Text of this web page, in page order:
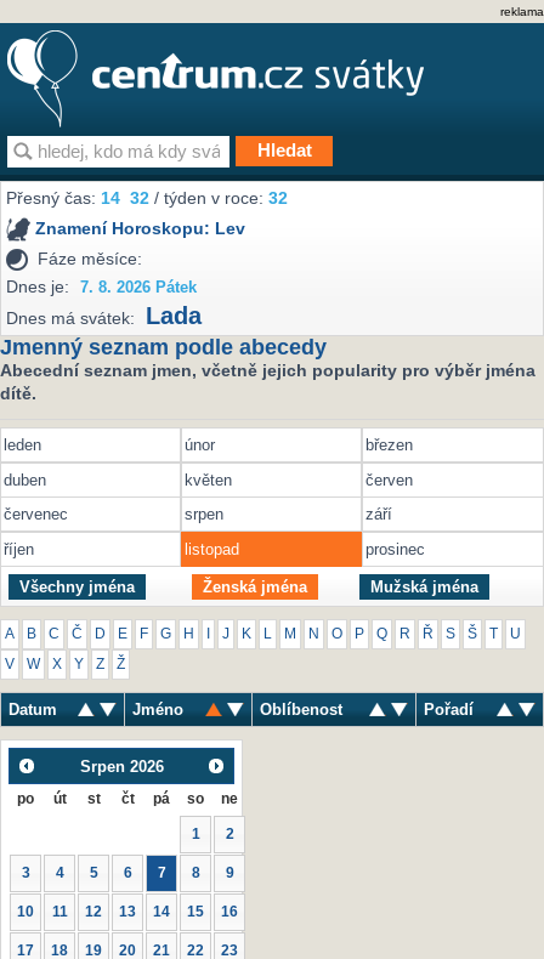
reklama
Přesný čas:14 32 / týden v roce:32
Znamení Horoskopu: Lev
Fáze měsíce:
Dnes je:
7. 8. 2026 Pátek
Dnes má svátek: Lada
Jmenný seznam podle abecedy
Abecední seznam jmen, včetně jejich popularity pro výběr jména
dítě.
leden únor
březen
duben
květen
červen
červenec
srpen
září
říjen
listopad prosinec
Všechny jména Ženská jména Mužská jména
A B C Č D E F G H J K M N O P Q R Ř S Š U
V W X Y Z Ž
Datum Jméno Oblíbenost Pořadí
Srpen 2026
po út st čt pá so ne
1 2
3 4 5 6 7 8 9
10 11 12 13 14 15 16
17 18 19 20 21 22 23